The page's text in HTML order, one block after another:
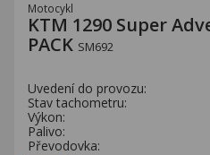
Motocykl
KTM 1290 Super
PACK SM692
Uvedení do provozu:
Stav tachometru:
Výkon:
Palivo:
Převodovka: